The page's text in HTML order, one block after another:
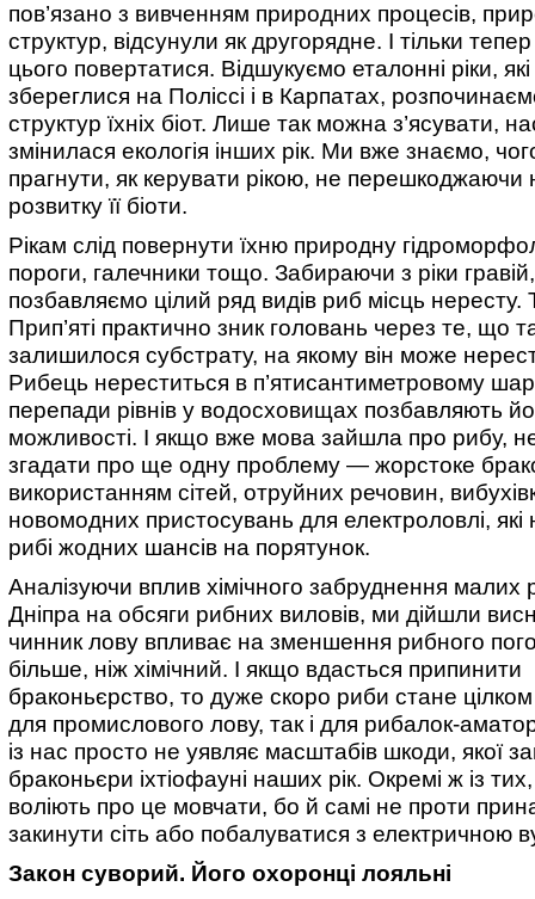
пов’язано з вивченням природних процесів,
структур, відсунули як другорядне. І тільки
цього повертатися. Відшукуємо еталонні ріки,
збереглися на Поліссі і в Карпатах,
структур їхніх біот. Лише так можна з’ясувати,
змінилася екологія інших рік. Ми вже знаємо,
прагнути, як керувати рікою, не
розвитку її біоти.
Рікам слід повернути їхню природну
пороги, галечники тощо. Забираючи з ріки
позбавляємо цілий ряд видів риб місць нересту.
Прип’яті практично зник головань через те, що
залишилося субстрату, на якому він може
Рибець нереститься в п’ятисантиметровому
перепади рівнів у водосховищах позбавляють
можливості. І якщо вже мова зайшла про рибу,
згадати про ще одну проблему — жорстоке
використанням сітей, отруйних речовин,
новомодних пристосувань для електроловлі,
рибі жодних шансів на порятунок.
Аналізуючи вплив хімічного забруднення малих
Дніпра на обсяги рибних виловів, ми дійшли
чинник лову впливає на зменшення рибного
більше, ніж хімічний. І якщо вдасться припинити
браконьєрство, то дуже скоро риби стане
для промислового лову, так і для рибалок-
із нас просто не уявляє масштабів шкоди, якої
браконьєри іхтіофауні наших рік. Окремі ж із
воліють про це мовчати, бо й самі не проти
закинути сіть або побалуватися з електричною
Закон суворий. Його охоронці лояльні